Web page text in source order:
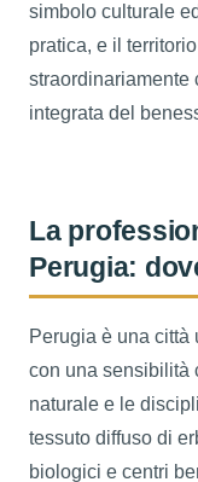
simbolo culturale
pratica, e il
straordinariamente
integrata del
La
Perugia:
Perugia è una città
con una sensibilità
naturale e le
tessuto diffuso di
biologici e centri